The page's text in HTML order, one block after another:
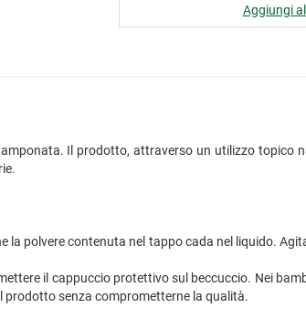
Aggiungi
Il prodotto, attraverso un utilizzo topico
polvere contenuta nel tappo cada nel liquido.
il cappuccio protettivo sul beccuccio. Nei
prodotto senza comprometterne la qualità.